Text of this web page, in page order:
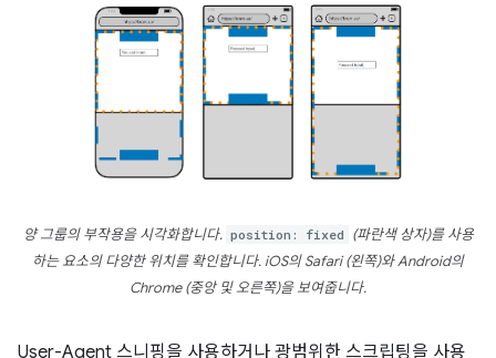
양 그룹의 부작용을 시각화합니다. position: fixed (파란색 상자)를 사용
하는 요소의 다양한 위치를 확인합니다. iOS의 Safari (왼쪽)와 Android의
Chrome (중앙 및 오른쪽)을 보여줍니다.
User-Agent 스니핑을 사용하거나 광범위한 스크립팅을 사용